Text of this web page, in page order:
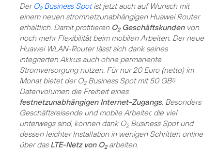
Der O2Business Spotist jetzt auch auf Wunsch mit
einem neuen stromnetzunabhängigen Huawei Router
erhältlich. Damit profitieren O2Geschäftskundenvon
noch mehr Flexibilität beim mobilen Arbeiten. Der neue
Huawei WLAN-Router lässt sich dank seines
integrierten Akkus auch ohne permanente
Stromversorgung nutzen. Für nur 20 Euro (netto) im
Monat bietet der O2Business Spot mit 50 GB1)
Datenvolumen die Freiheit eines
festnetzunabhängigen Internet-Zugangs. Besonders
Geschäftsreisende und mobile Arbeiter, die viel
unterwegs sind, können dank O2Business Spot und
dessen leichter Installation in wenigen Schritten online
über das LTE-Netz von O2arbeiten.